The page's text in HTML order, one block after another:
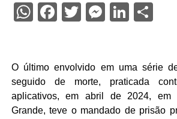
WhatsApp
Facebook
Twitter
O último envolvido em uma série
seguido de morte, praticada
aplicativos, em abril de 2024, em
Grande, teve o mandado de prisão